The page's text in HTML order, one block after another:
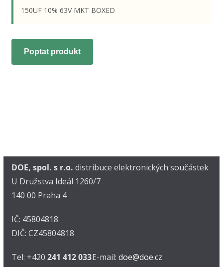
150UF 10% 63V MKT BOXED
Poptat produkt
DOE, spol. s r.o. distribuce elektronických součástek
U Družstva Ideál 1260/7
140 00 Praha 4
IČ: 45804818
DIČ: CZ45804818
Tel: +420 241 412 033E-mail: doe@doe.cz